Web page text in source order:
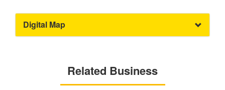
Digital Map
Related Business